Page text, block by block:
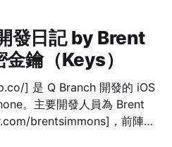
一讀。 先前曾經提
vesper-sync-diary-by-
發日記 by Brent
鑰（Keys）
] 是 Q Branch 開發的 iOS
。主要開發人員為 Brent
brentsimmons]，前陣子